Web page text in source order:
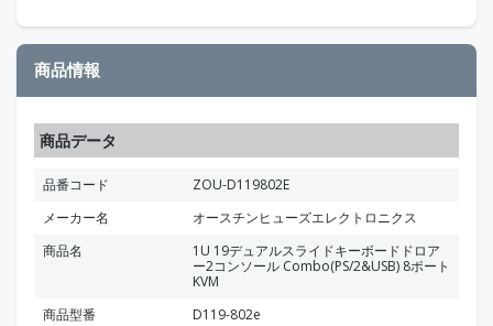
商品情報
商品データ
品番コード
ZOU-D119802E
メーカー名
オースチンヒューズエレクトロニクス
商品名
1U 19デュアルスライドキーボードドロア
ー2コンソール Combo(PS/2&USB) 8ポート
KVM
商品型番
D119-802e